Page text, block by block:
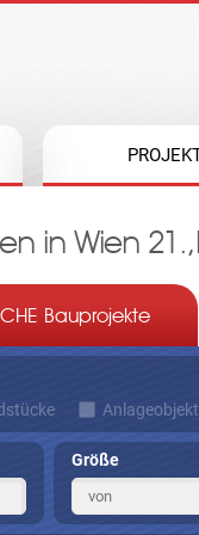
in Wien
Bauprojekte
Größe